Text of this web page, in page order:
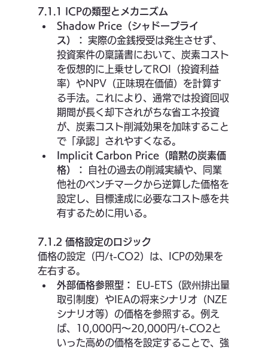
7.1.1 ICPの類型とメカニズム
Shadow Price（シャドープライ
ス）：
実際の金銭授受は発生させず、
投資案件の稟議書において、炭素コスト
を仮想的に上乗せしてROI（投資利益
率）やNPV（正味現在価値）を計算す
る手法。これにより、通常では投資回収
期間が長く却下されがちな省エネ投資
が、炭素コスト削減効果を加味すること
で「承認」されやすくなる。
Implicit Carbon Price（暗黙の炭素価
格）：
自社の過去の削減実績や、同業
他社のベンチマークから逆算した価格を
設定し、目標達成に必要なコスト感を共
有するために用いる。
7.1.2 価格設定のロジック
価格の設定（円/t-CO2）は、ICPの効果を
左右する。
外部価格参照型：
EU-ETS（欧州排出量
取引制度）やIEAの将来シナリオ（NZE
シナリオ等）の価格を参照する。例え
ば、10,000円〜20,000円/t-CO2と
いった高めの価格を設定することで、強